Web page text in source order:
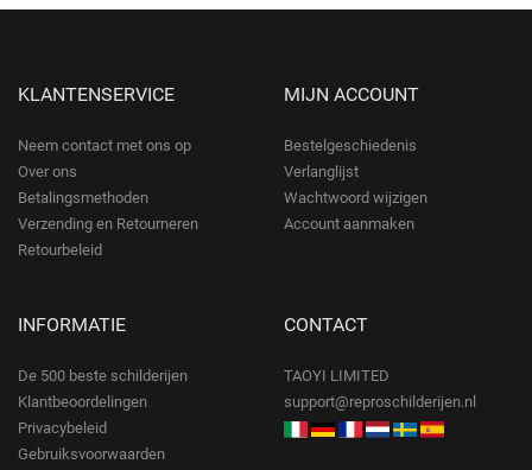
KLANTENSERVICE
Neem contact met ons op
Over ons
Betalingsmethoden
Verzending en Retourneren
Retourbeleid
MIJN ACCOUNT
Bestelgeschiedenis
Verlanglijst
Wachtwoord wijzigen
Account aanmaken
INFORMATIE
De 500 beste schilderijen
Klantbeoordelingen
Privacybeleid
Gebruiksvoorwaarden
CONTACT
TAOYI LIMITED
support@reproschilderijen.nl